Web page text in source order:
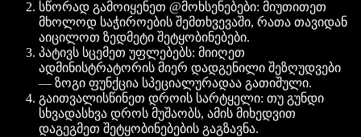
სწორად გამოიყენეთ @მოხსენებები: მიუთითეთ
მხოლოდ საჭიროების შემთხვევაში, რათა თავიდან
აიცილოთ ზედმეტი შეტყობინებები.
პატივს სცემეთ უფლებებს: მიიღეთ
ადმინისტრატორის მიერ დადგენილი შეზღუდვები
— ზოგი ფუნქცია სპეციალურადაა გათიშული.
გაითვალისწინეთ დროის სარტყელი: თუ გუნდი
სხვადასხვა დროს მუშაობს, ამის მიხედვით
დაგეგმეთ შეტყობინებების გაგზავნა.